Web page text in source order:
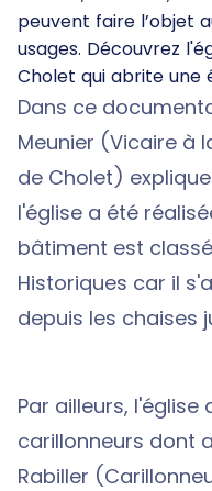
peuvent faire l’objet
usages. Découvrez
Cholet qui abrite une
Dans ce
Meunier (Vicaire à
de Cholet)
l'église a été
bâtiment est
Historiques car il
depuis les chaises
Par ailleurs,
carillonneurs dont
Rabiller